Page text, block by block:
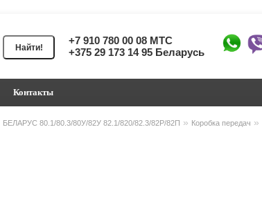
+7 910 780 00 08 МТС
+375 29 173 14 95 Беларусь
Контакты
БЕЛАРУС 80.1/80.3/80У/82У 82.1/820/82.3/82P/82П » Коробка передач »